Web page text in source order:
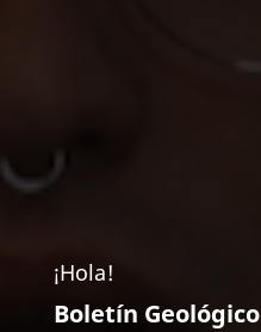
¡Hola!
Boletín Geológico